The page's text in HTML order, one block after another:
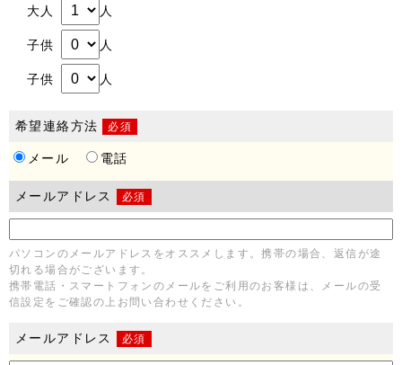
大人 人
子供 人
子供 人
希望連絡方法 必須
メール 電話
メールアドレス 必須
パソコンのメールアドレスをオススメします。携帯の場合、返信が途
切れる場合がございます。
携帯電話・スマートフォンのメールをご利用のお客様は、メールの受
信設定をご確認の上お問い合わせください。
メールアドレス 必須